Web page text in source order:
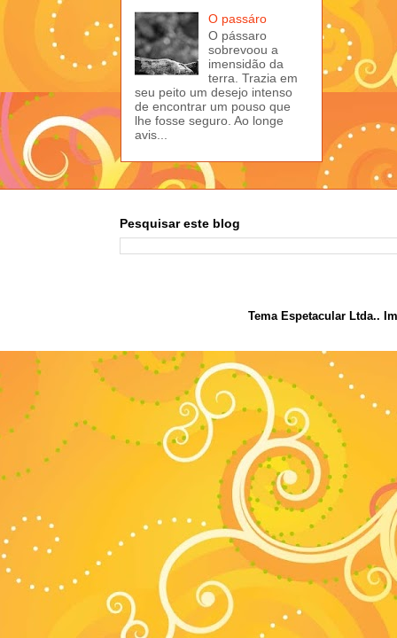
O passáro
O pássaro
sobrevoou a
imensidão da
terra. Trazia em
seu peito um desejo intenso
de encontrar um pouso que
lhe fosse seguro. Ao longe
avis...
Pesquisar este blog
Tema Espetacular Ltda..